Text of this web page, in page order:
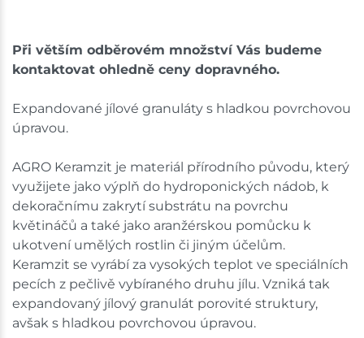
Při větším odběrovém množství Vás budeme
kontaktovat ohledně ceny dopravného.
Expandované jílové granuláty s hladkou povrchovou
úpravou.
AGRO Keramzit je materiál přírodního původu, který
využijete jako výplň do hydroponických nádob, k
dekoračnímu zakrytí substrátu na povrchu
květináčů a také jako aranžérskou pomůcku k
ukotvení umělých rostlin či jiným účelům.
Keramzit se vyrábí za vysokých teplot ve speciálních
pecích z pečlivě vybíraného druhu jílu. Vzniká tak
expandovaný jílový granulát porovité struktury,
avšak s hladkou povrchovou úpravou.